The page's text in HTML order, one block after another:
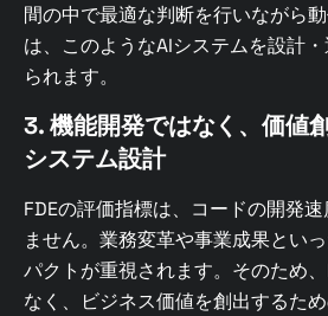
間の中で最適な判断を行いながら
は、このようなAIシステムを設計
られます。
3. 機能開発ではなく、価値
システム設計
FDEの評価指標は、コードの開発
ません。業務変革や事業成果とい
パクトが重視されます。そのため
なく、ビジネス価値を創出するた